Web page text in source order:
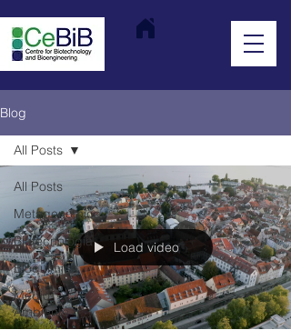
Blog
All Posts
Metagenómica
Biotecnología
Bioquímica
Medio
Ambiente
All Posts
Load video